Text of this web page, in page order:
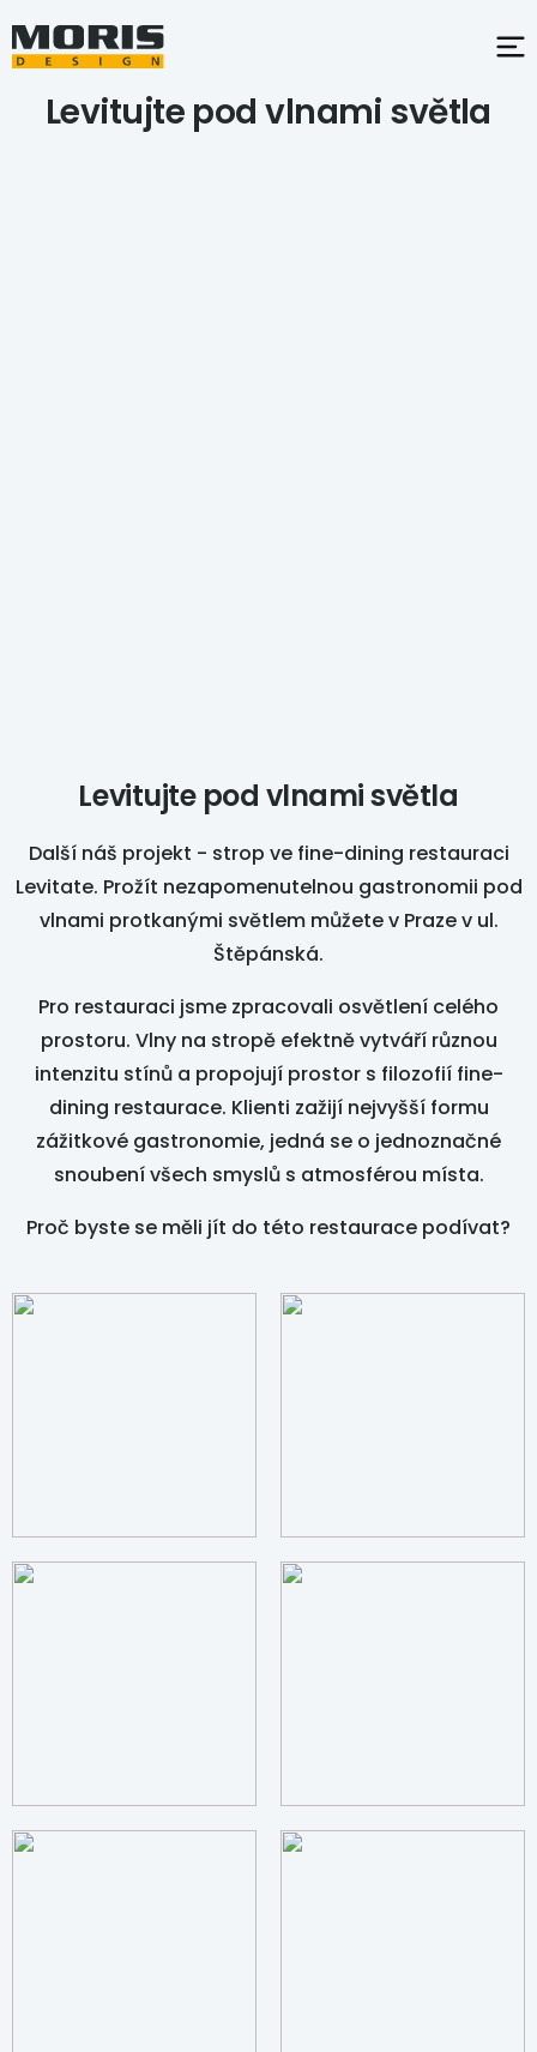
Levitujte pod vlnami světla
Levitujte pod vlnami světla
Další náš projekt - strop ve fine-dining restauraci
Levitate. Prožít nezapomenutelnou gastronomii pod
vlnami protkanými světlem můžete v Praze v ul.
Štěpánská.
Pro restauraci jsme zpracovali osvětlení celého
prostoru. Vlny na stropě efektně vytváří různou
intenzitu stínů a propojují prostor s filozofií fine-
dining restaurace. Klienti zažijí nejvyšší formu
zážitkové gastronomie, jedná se o jednoznačné
snoubení všech smyslů s atmosférou místa.
Proč byste se měli jít do této restaurace podívat?